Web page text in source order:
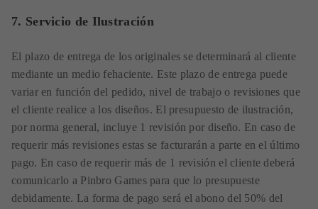
7. Servicio de Ilustración
El plazo de entrega de los originales se determinará al cliente
mediante un medio fehaciente. Este plazo de entrega puede
variar en función del pedido, nivel de trabajo o revisiones que
el cliente realice a los diseños. El presupuesto de ilustración,
por norma general, incluye 1 revisión por diseño. En caso de
requerir más revisiones estas se facturarán a parte en el último
pago. En caso de requerir más de 1 revisión el cliente deberá
comunicarlo a Pinbro Games para que lo presupueste
debidamente. La forma de pago será el abono del 50% del